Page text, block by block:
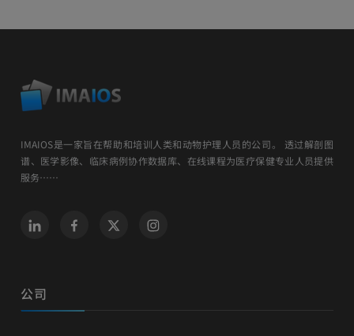
IMAIOS是一家旨在帮助和培训人类和动物护理人员的公司。 透过解剖图
谱、医学影像、临床病例协作数据库、在线课程为医疗保健专业人员提供
服务……
公司